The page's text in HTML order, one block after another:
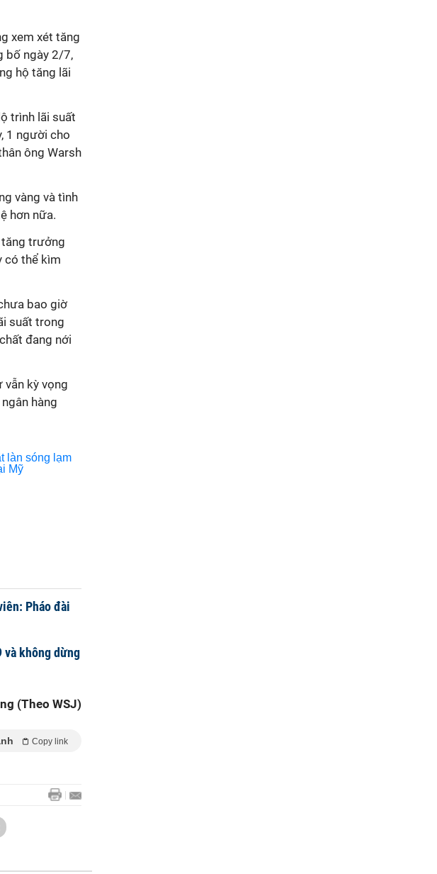
xem xét tăng
bố ngày 2/7,
hộ tăng lãi
trình lãi suất
1 người cho
ông Warsh
vàng và tình
hơn nữa.
trưởng
có thể kìm
bao giờ
suất trong
đang nới
kỳ vọng
hàng
Pháo đài
và không dừng
(Theo WSJ)
Copy link